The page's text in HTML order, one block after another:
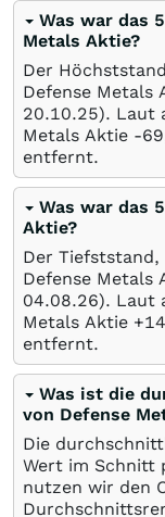
Was war das
Metals Aktie?
Der
Defense Metals
20.10.25). Laut
Metals Aktie -
entfernt.
Was war das
Aktie?
Der
Defense Metals
04.08.26). Laut
Metals Aktie
entfernt.
Was ist die
von Defense
Die
Wert im Schnitt
nutzen wir den